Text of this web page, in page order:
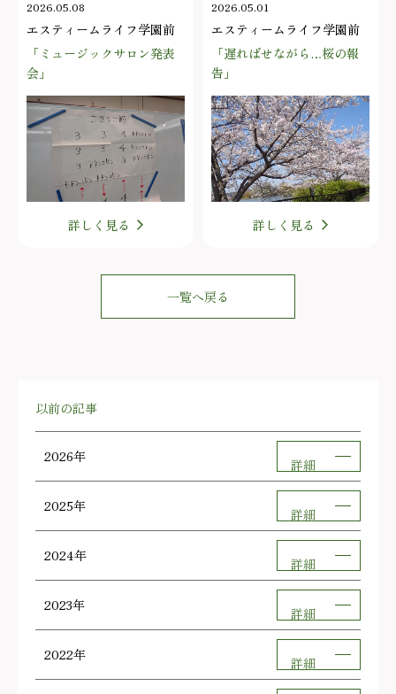
2026.05.08
エスティームライフ学園前
「ミュージックサロン発表
会」
詳しく見る
2026.05.01
エスティームライフ学園前
「遅ればせながら…桜の報
告」
詳しく見る
一覧へ戻る
以前の記事
2026年 詳細
2025年 詳細
2024年 詳細
2023年 詳細
2022年 詳細